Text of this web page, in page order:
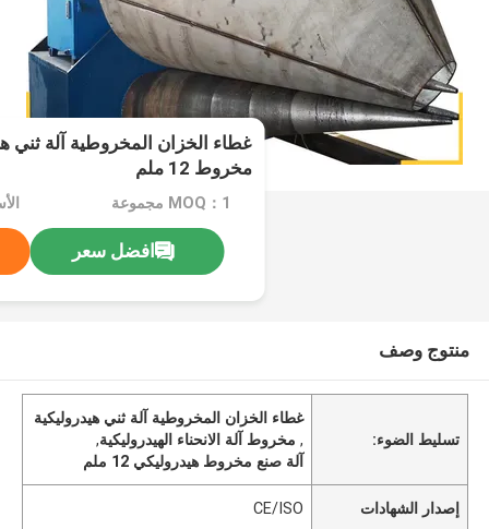
غطاء الخزان المخروطية آلة ثني
مخروط 12 ملم
MOQ：1 مجموعة
افضل سعر
منتوج وصف
تسليط الضوء:
غطاء الخزان المخروطية آلة ثني هيدروليكية
, مخروط آلة الانحناء الهيدروليكية,
آلة صنع مخروط هيدروليكي 12 ملم
إصدار الشهادات CE/ISO